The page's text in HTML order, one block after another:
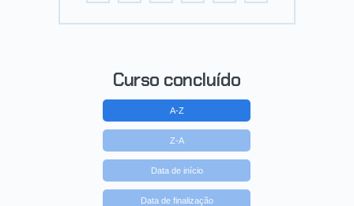
Curso concluído
A-Z
Z-A
Data de início
Data de finalização